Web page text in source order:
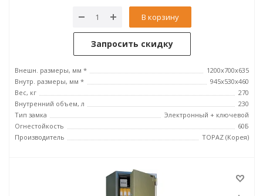
В корзину
Запросить скидку
Внешн. размеры, мм *
1200x700x635
Внутр. размеры, мм *
945х530х460
Вес, кг
270
Внутренний объем, л
230
Тип замка
Электронный + ключевой
Огнестойкость
60Б
Производитель
TOPAZ (Корея)